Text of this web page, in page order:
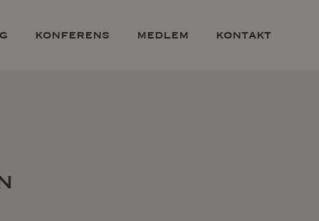
konferens medlem kontakt